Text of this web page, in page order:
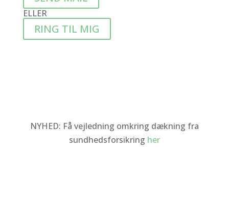
ELLER
RING TIL MIG
NYHED: Få vejledning omkring dækning fra
sundhedsforsikring her